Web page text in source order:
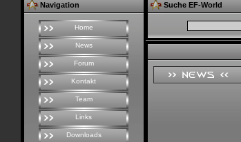
Navigation
Home
News
Forum
Kontakt
Team
Links
Downloads
Suche EF-World